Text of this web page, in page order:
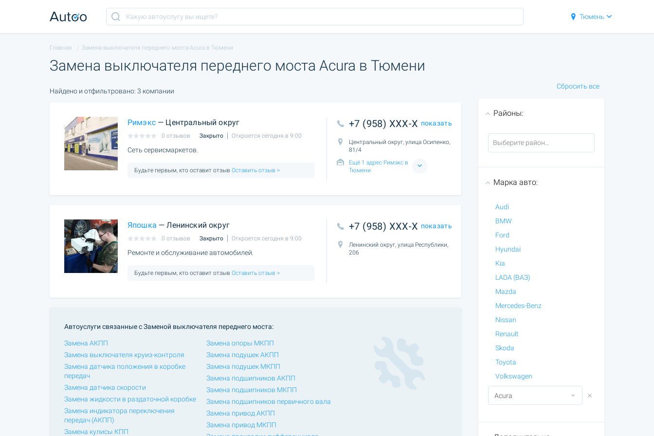
Тюмень
Главная Замена выключателя переднего моста Acura в Тюмени
Замена выключателя переднего моста Acura в Тюмени
Найдено и отфильтровано: 3 компании
Римэкс— Центральный округ
0 отзывов Закрыто Откроется сегодня в 9:00
Сеть сервисмаркетов.
Будьте первым, кто оставит отзыв Оставить отзыв >
+7 (958) XXX-X показать
Центральный округ, улица Осипенко,
81/4
Ещё 1 адрес Римэкс в
Тюмени
Япошка — Ленинский округ
0 отзывов Закрыто Откроется сегодня в 9:00
Ремонте и обслуживание автомобилей.
Будьте первым, кто оставит отзыв Оставить отзыв >
+7 (958) XXX-X показать
Ленинский округ, улица Республики,
206
Автоуслуги связанные с Заменой выключателя переднего моста:
Замена АКПП
Замена выключателя круиз-контроля
Замена датчика положения в коробке
передач
Замена датчика скорости
Замена жидкости в раздаточной коробке
Замена индикатора переключения
передач (АКПП)
Замена кулисы КПП
Замена опоры МКПП
Замена подушек АКПП
Замена подушек МКПП
Замена подшипников АКПП
Замена подшипников МКПП
Замена подшипников первичного вала
Замена привод АКПП
Замена привод МКПП
Сбросить все
Районы:
Марка авто:
Audi
BMW
Ford
Hyundai
Kia
LADA (ВАЗ)
Mazda
Mercedes-Benz
Nissan
Renault
Skoda
Toyota
Volkswagen